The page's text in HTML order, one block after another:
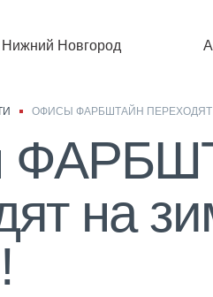
Нижний Новгород
ОФИСЫ ФАРБШТАЙН
на